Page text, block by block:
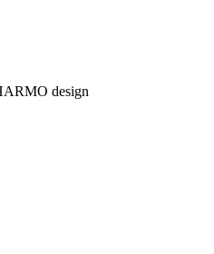
design